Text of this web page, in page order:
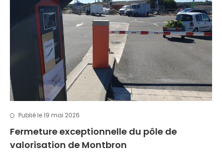
Publié le 19 mai 2026
Fermeture exceptionnelle du pôle de
valorisation de Montbron